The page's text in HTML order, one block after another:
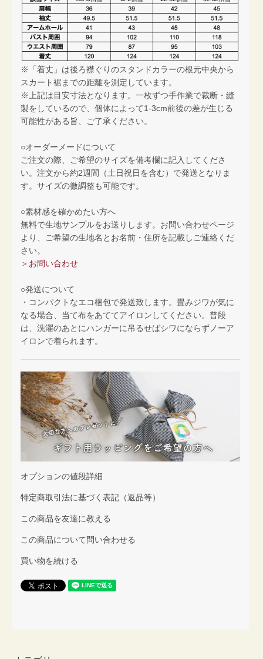
※「着丈」は後ろ襟ぐりのスタンドカラーの根元中央から
スカート裾までの距離を測定しています。
※上記は目安寸法となります。一枚ずつ手作業で裁断・縫
製をしているので、個体によって1-3cm前後の差が生じる
可能性がある旨、ご了承ください。
○オーダーメードについて
ご注文の際、ご希望のサイズを備考欄に記入してくださ
い。注文から約2週間（土日祝日を含む）で発送となりま
す。サイズの微調整も可能です。
○素材感を確かめたい方へ
無料で生地サンプルをお送りします。お問い合わせページ
より、ご希望の生地名とお名前・住所を記載しご連絡くだ
さい。
＞お問い合わせ
○発送について
・コンパクトなエコ梱包で発送致します。畳みジワが気に
なる場合、当て布をあててアイロンしてください。普段
は、洗濯のあとにハンガーに吊るせばシワにならずノーア
イロンで着られます。
オプションの値段詳細
特定商取引法に基づく表記（返品等）
この商品を友達に教える
この商品について問い合わせる
買い物を続ける